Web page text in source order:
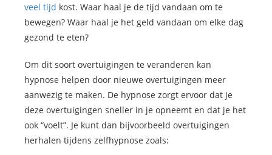
veel tijd kost. Waar haal je de tijd vandaan om te
bewegen? Waar haal je het geld vandaan om elke dag
gezond te eten?
Om dit soort overtuigingen te veranderen kan
hypnose helpen door nieuwe overtuigingen meer
aanwezig te maken. De hypnose zorgt ervoor dat je
deze overtuigingen sneller in je opneemt en dat je het
ook “voelt”. Je kunt dan bijvoorbeeld overtuigingen
herhalen tijdens zelfhypnose zoals: